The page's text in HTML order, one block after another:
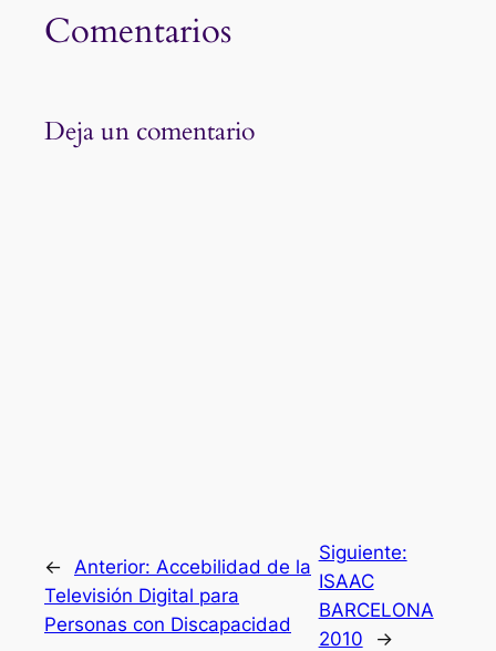
Comentarios
Deja un comentario
← Anterior: Accebilidad de la
Televisión Digital para
Personas con Discapacidad
Siguiente:
ISAAC
BARCELONA
2010
→